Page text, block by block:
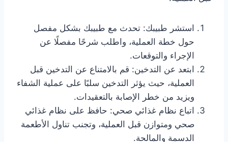
استشر طبيبك: تحدث مع طبيبك بشكل مفصل
حول خطة العملية، واطلب شرحًا مفصلًا عن
الإجراء والتوقعات.
ابتعد عن التدخين: قم بالامتناع عن التدخين قبل
العملية، حيث يؤثر التدخين سلبًا على عملية الشفاء
ويزيد من خطر الإصابة بالتعقيدات.
اتباع نظام غذائي صحي: حافظ على نظام غذائي
صحي ومتوازن قبل العملية، وتجنب تناول الأطعمة
الدسمة والمالحة.